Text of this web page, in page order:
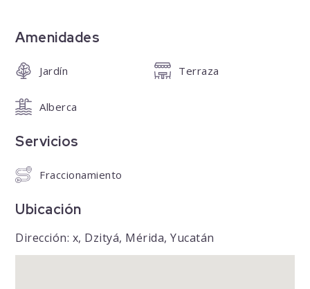
Amenidades
Jardín Terraza
Alberca
Servicios
Fraccionamiento
Ubicación
Dirección: x, Dzityá, Mérida, Yucatán